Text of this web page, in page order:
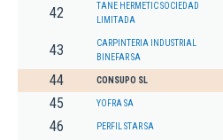
42
TANE HERMETIC SOCIEDAD
LIMITADA
43
CARPINTERIA INDUSTRIAL
BINEFAR SA
44 CONSUPO SL
45 YOFRA SA
46 PERFIL STAR SA